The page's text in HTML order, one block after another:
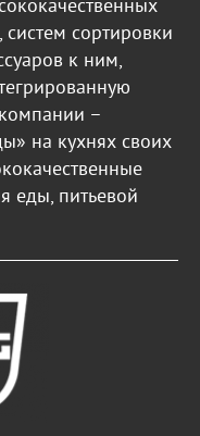
сортировки
к ним,
–
на кухнях своих
еды, питьевой